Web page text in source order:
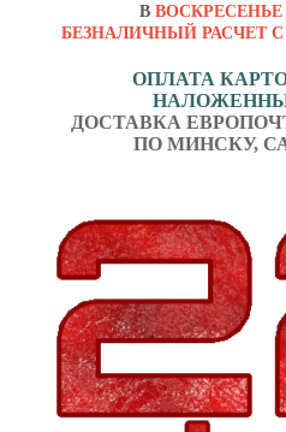
В ВОСКРЕСЕНЬЕ
БЕЗНАЛИЧНЫЙ РАСЧЕТ
ОПЛАТА
ДОСТАВКА
ПО МИНСКУ,